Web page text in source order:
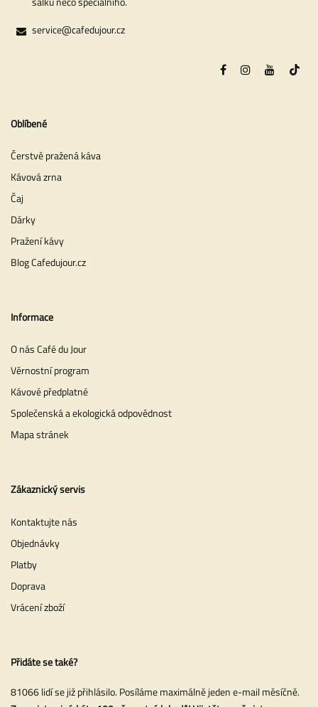
service@cafedujour.cz
Oblíbené
Čerstvě pražená káva
Kávová zrna
Čaj
Dárky
Pražení kávy
Blog Cafedujour.cz
Informace
O nás Café du Jour
Věrnostní program
Kávové předplatné
Společenská a ekologická odpovědnost
Mapa stránek
Zákaznický servis
Kontaktujte nás
Objednávky
Platby
Doprava
Vrácení zboží
Přidáte se také?
81066 lidí se již přihlásilo. Posíláme maximálně jeden e-mail měsíčně.